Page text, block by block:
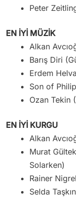
Peter
EN İYİ MÜZİK
Alkan
Barış Diri
Erdem
Son of
Ozan Tekin
EN İYİ KURGU
Alkan
Murat
Solarken)
Rainer
Selda